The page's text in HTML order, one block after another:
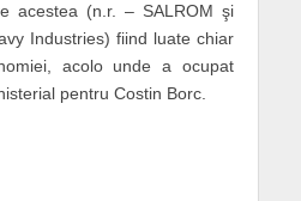
acestea (n.r. – SALROM şi
Industries) fiind luate chiar
acolo unde a ocupat
pentru Costin Borc.